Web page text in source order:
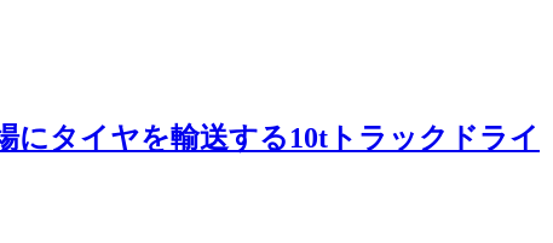
にタイヤを輸送する10tトラックドライ